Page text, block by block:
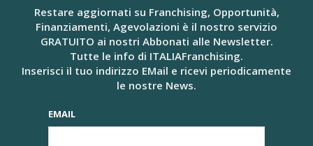
FEDERFRANCHISING- CONFESERCENTI AD
Restare aggiornati su Franchising, Opportunità,
Finanziamenti, Agevolazioni è il nostro servizio
GRATUITO ai nostri Abbonati alle Newsletter.
Tutte le info di ITALIAFranchising.
Inserisci il tuo indirizzo EMail e ricevi periodicamente
le nostre News.
EMAIL